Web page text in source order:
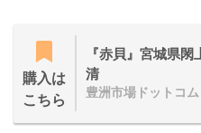
購入は
こちら
『赤貝』宮城県
清
豊洲市場ドットコム